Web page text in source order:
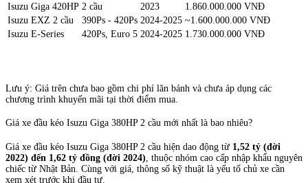
Isuzu Giga 420HP 2 cầu 2023
1.860.000.000 VNĐ
Isuzu EXZ 2 cầu
390Ps - 420Ps 2024-2025 ~1.600.000.000 VNĐ
Isuzu E-Series
420Ps, Euro 5 2024-2025 1.730.000.000 VNĐ
Lưu ý: Giá trên chưa bao gồm chi phí lăn bánh và chưa áp dụng các
chương trình khuyến mãi tại thời điểm mua.
Giá xe đầu kéo Isuzu Giga 380HP 2 cầu mới nhất là bao nhiêu?
Giá xe đầu kéo Isuzu Giga 380HP 2 cầu hiện dao động từ 1,52 tỷ (đời
2022) đến 1,62 tỷ đồng (đời 2024) , thuộc nhóm cao cấp nhập khẩu nguyên
chiếc từ Nhật Bản. Cùng với giá, thông số kỹ thuật là yếu tố chủ xe cần
xem xét trước khi đầu tư.